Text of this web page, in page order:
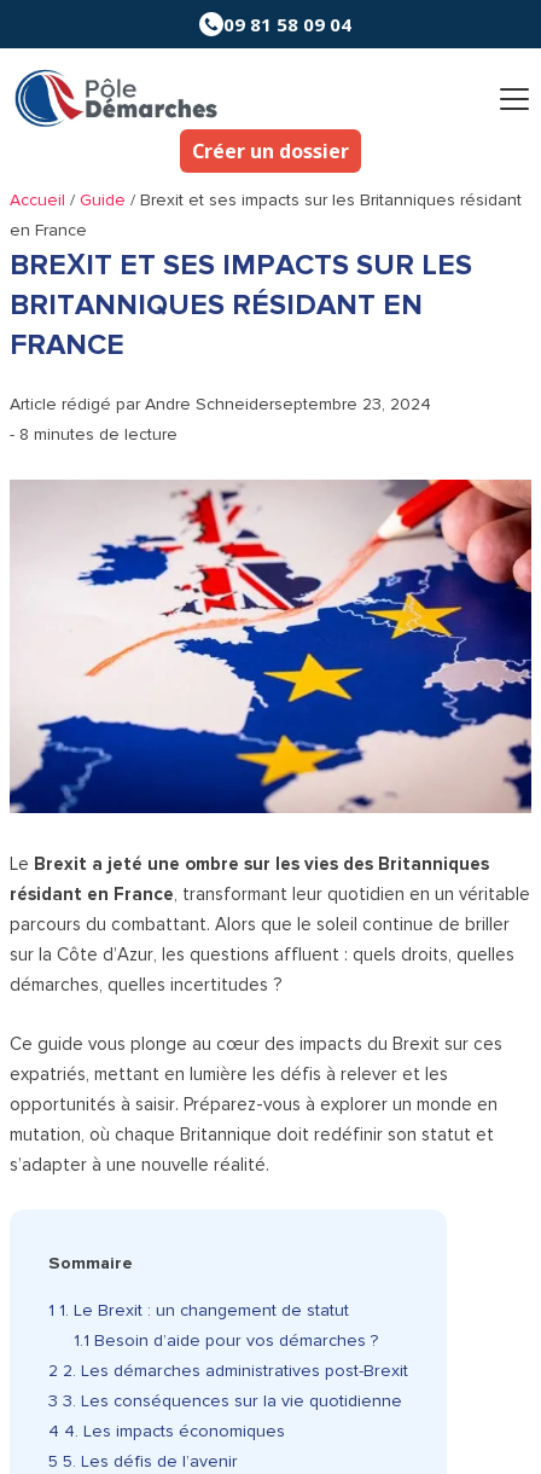
au
contenu
09 81 58 09 04
Créer un dossier
Accueil /Guide /Brexit et ses impacts sur les Britanniques résidant
en France
BREXIT ET SES IMPACTS SUR LES
BRITANNIQUES RÉSIDANT EN
FRANCE
Article rédigé parAndre Schneiderseptembre 23, 2024
- 8 minutes de lecture
Le Brexit a jeté une ombre sur les vies des Britanniques
résidant en France, transformant leur quotidien en un véritable
parcours du combattant. Alors que le soleil continue de briller
sur la Côte d’Azur, les questions affluent : quels droits, quelles
démarches, quelles incertitudes ?
Ce guide vous plonge au cœur des impacts du Brexit sur ces
expatriés, mettant en lumière les défis à relever et les
opportunités à saisir. Préparez-vous à explorer un monde en
mutation, où chaque Britannique doit redéfinir son statut et
s’adapter à une nouvelle réalité.
Sommaire
1 1. Le Brexit : un changement de statut
1.1 Besoin d’aide pour vos démarches ?
2 2. Les démarches administratives post-Brexit
3 3. Les conséquences sur la vie quotidienne
4 4. Les impacts économiques
5 5. Les défis de l’avenir